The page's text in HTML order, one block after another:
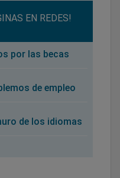
EN REDES!
por las becas
de empleo
de los idiomas